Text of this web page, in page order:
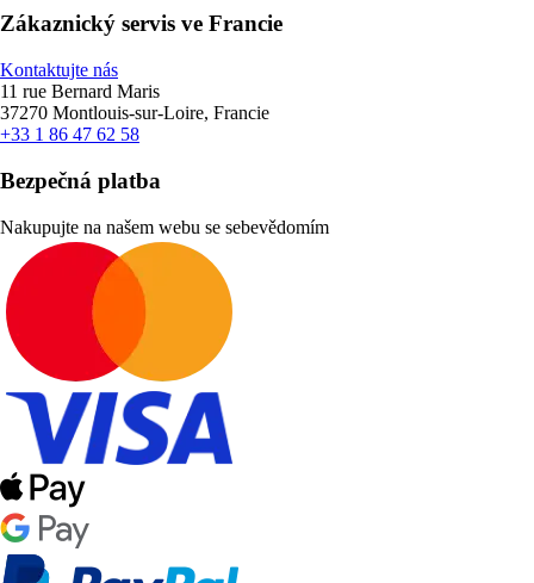
Zákaznický servis ve Francie
Kontaktujte nás
11 rue Bernard Maris
37270 Montlouis-sur-Loire, Francie
+33 1 86 47 62 58
Bezpečná platba
Nakupujte na našem webu se sebevědomím